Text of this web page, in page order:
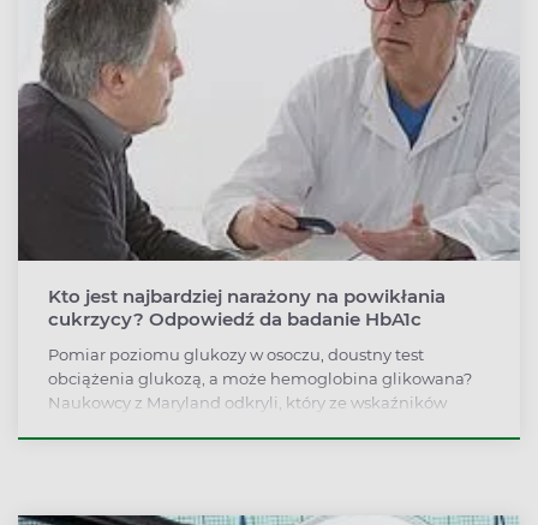
Kto jest najbardziej narażony na powikłania
cukrzycy? Odpowiedź da badanie HbA1c
Pomiar poziomu glukozy w osoczu, doustny test
obciążenia glukozą, a może hemoglobina glikowana?
Naukowcy z Maryland odkryli, który ze wskaźników